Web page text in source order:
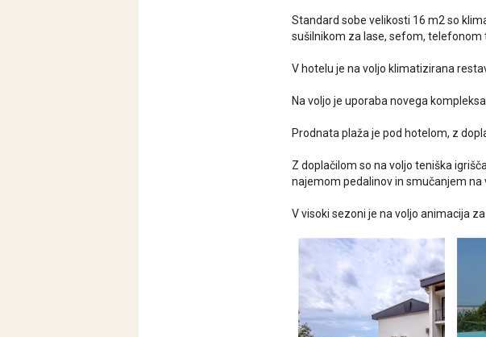
Standard sobe velikosti 16 m2 so
sušilnikom za lase, sefom, telefonom
V hotelu je na voljo klimatizirana
Na voljo je uporaba novega
Prodnata plaža je pod hotelom, z
Z doplačilom so na voljo teniška
najemom pedalinov in smučanjem na
V visoki sezoni je na voljo animacija